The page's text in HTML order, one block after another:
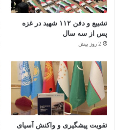
تشییع و دفن ۱۱۲ شهید در غزه
پس از سه سال
2 روز پیش
تقویت پیشگیری و واکنش آسیای